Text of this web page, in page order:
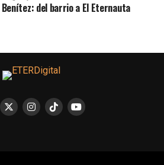
del barrio a El Eternauta